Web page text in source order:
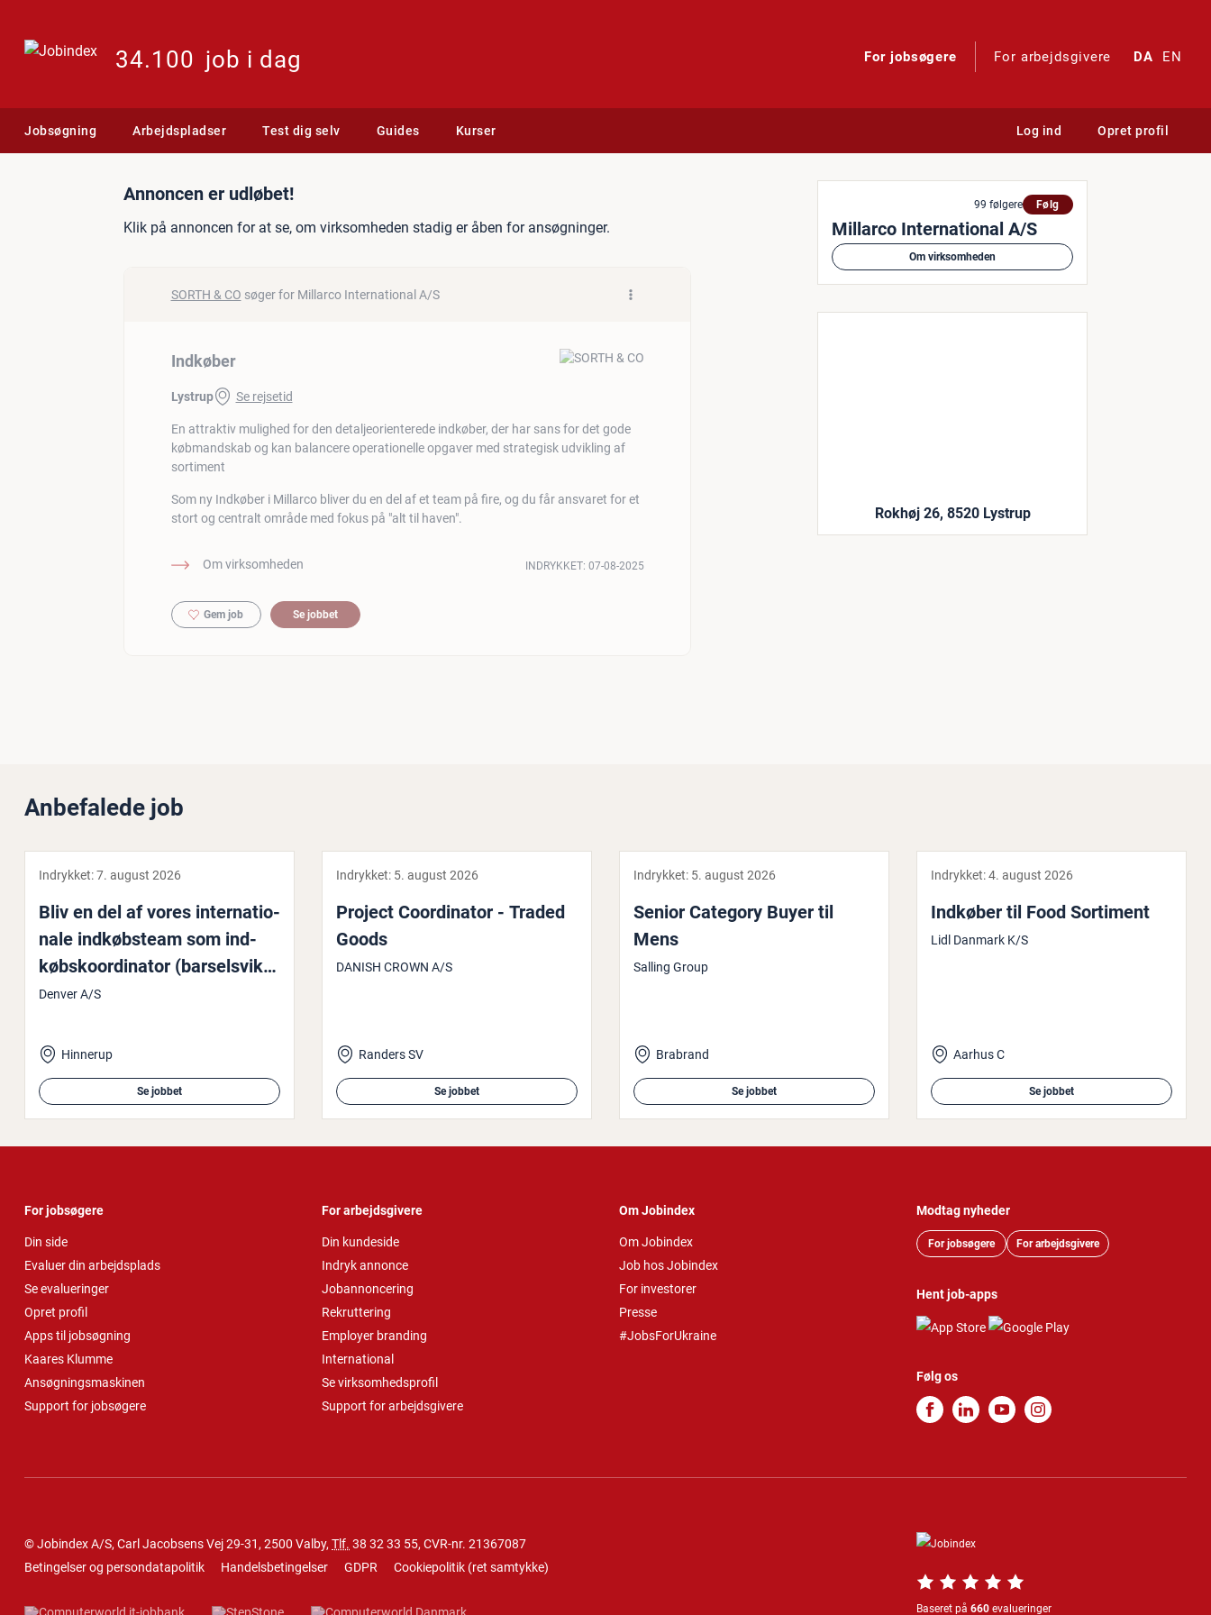
34.100 job i dag For jobsøgere For arbejdsgivere DA EN
Jobsøgning Arbejdspladser Test dig selv Guides Kurser Log ind Opret profil
Jobannonce: Indkøber
Annoncen er udløbet!
Klik på annoncen for at se, om virksomheden stadig er åben for ansøgninger.
SORTH & CO søger for Millarco International A/S
Indkøber
Lystrup Se rejsetid
En attraktiv mulighed for den detaljeorienterede indkøber, der har sans for det gode
købmandskab og kan balancere operationelle opgaver med strategisk udvikling af
sortiment
Som ny Indkøber i Millarco bliver du en del af et team på fire, og du får ansvaret for et
stort og centralt område med fokus på "alt til haven".
Om virksomheden INDRYKKET: 07-08-2025
Gem job Se jobbet
99 følgere Følg
Millarco International A/S
Om virksomheden
Rokhøj 26, 8520 Lystrup
Anbefalede job
Indrykket:7. august 2026
Bliv en del af vores in­ter­na­tio­
na­le ind­køb­steam som ind­
købs­ko­or­di­na­tor (bar­selsvi­ka­
ri­at)
Denver A/S
Hinnerup
Se jobbet
Indrykket: 5. august 2026
Project Co­or­di­na­tor - Traded
Goods
DANISH CROWN A/S
Randers SV
Se jobbet
Indrykket: 5. august 2026
Senior Category Buyer til
Mens
Salling Group
Brabrand
Se jobbet
Indrykket:4. august 2026
Indkøber til Food Sortiment
Lidl Danmark K/S
Aarhus C
Se jobbet
For jobsøgere
Din side
Evaluer din arbejdsplads
Se evalueringer
Opret profil
Apps til jobsøgning
Kaares Klumme
Ansøgningsmaskinen
Support for jobsøgere
For arbejdsgivere
Din kundeside
Indryk annonce
Jobannoncering
Rekruttering
Employer branding
International
Se virksomhedsprofil
Support for arbejdsgivere
Om Jobindex
Om Jobindex
Job hos Jobindex
For investorer
Presse
#JobsForUkraine
Modtag nyheder
For jobsøgere For arbejdsgivere
Hent job-apps
Følg os
© Jobindex A/S, Carl Jacobsens Vej 29-31, 2500 Valby, Tlf. 38 32 33 55, CVR-nr. 21367087
Betingelser og persondatapolitik
Handelsbetingelser GDPR Cookiepolitik (ret samtykke)
Baseret på 660 evalueringer